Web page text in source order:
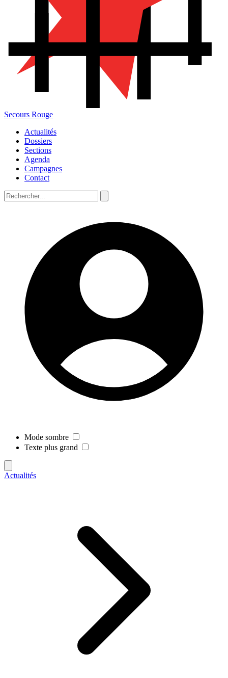
Secours Rouge
Actualités
Dossiers
Sections
Agenda
Campagnes
Contact
Mode sombre
Texte plus grand
Actualités